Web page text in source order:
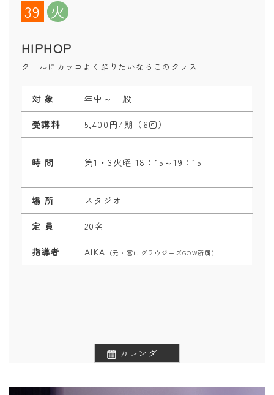
39 火
HIPHOP
クールにカッコよく踊りたいならこのクラス
対 象 年中～一般
受講料 5,400円/期（6回）
時 間 第1・3火曜 18：15～19：15
場 所 スタジオ
定 員 20名
指導者 AIKA （元・富山グラウジーズGOW所属）
カレンダー